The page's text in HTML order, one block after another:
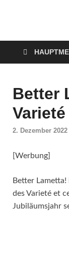
Better
2. Dezember 2022
[Werbung]
Better
des Varieté et
Jubiläumsjahr